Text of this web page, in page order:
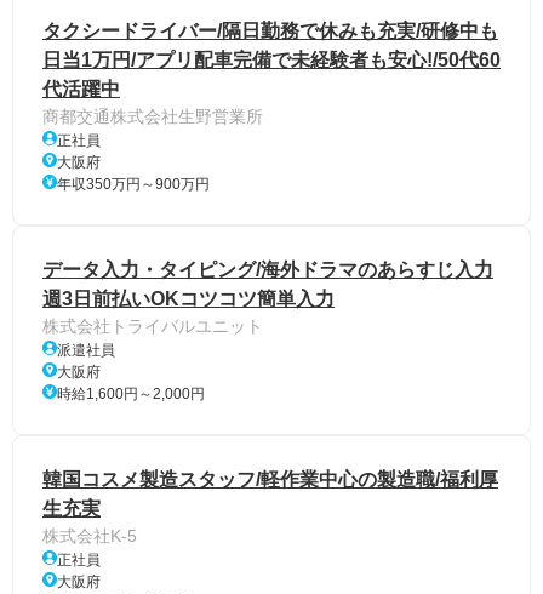
タクシードライバー/隔日勤務で休みも充実/研修中も
日当1万円/アプリ配車完備で未経験者も安心!/50代60
代活躍中
商都交通株式会社生野営業所
正社員
大阪府
年収350万円～900万円
データ入力・タイピング/海外ドラマのあらすじ入力
週3日前払いOKコツコツ簡単入力
株式会社トライバルユニット
派遣社員
大阪府
時給1,600円～2,000円
韓国コスメ製造スタッフ/軽作業中心の製造職/福利厚
生充実
株式会社K-5
正社員
大阪府